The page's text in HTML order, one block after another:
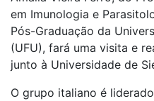
em Imunologia e
Pós-Graduação da
(UFU), fará uma visita e
junto à Universidade de
O grupo italiano é